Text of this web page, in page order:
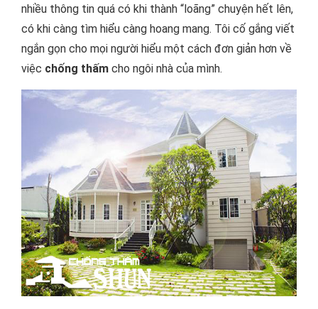
nhiều thông tin quá có khi thành “loãng” chuyện hết lên,
có khi càng tìm hiểu càng hoang mang. Tôi cố gắng viết
ngắn gọn cho mọi người hiểu một cách đơn giản hơn về
việc chống thấm cho ngôi nhà của mình.